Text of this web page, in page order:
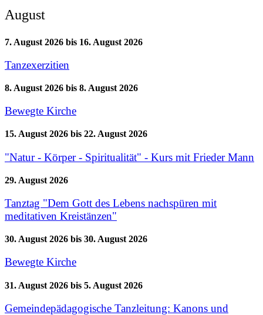
August
7. August 2026 bis 16. August 2026
Tanzexerzitien
8. August 2026 bis 8. August 2026
Bewegte Kirche
15. August 2026 bis 22. August 2026
"Natur - Körper - Spiritualität" - Kurs mit Frieder Mann
29. August 2026
Tanztag "Dem Gott des Lebens nachspüren mit
meditativen Kreistänzen"
30. August 2026 bis 30. August 2026
Bewegte Kirche
31. August 2026 bis 5. August 2026
Gemeindepädagogische Tanzleitung: Kanons und